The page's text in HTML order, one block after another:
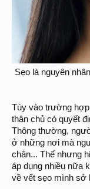
Sẹo là nguyên
Tùy vào trường
thân chủ có quyết
Thông thường,
ở những nơi mà
chân... Thế nhưng
áp dụng nhiều nữa
về vết sẹo mình sở